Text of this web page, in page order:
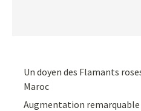
Un doyen des Flamants
Maroc
Augmentation remarquable